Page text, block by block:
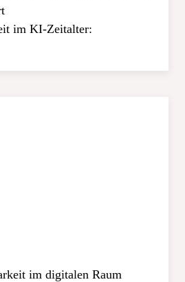
im KI-Zeitalter:
im digitalen Raum